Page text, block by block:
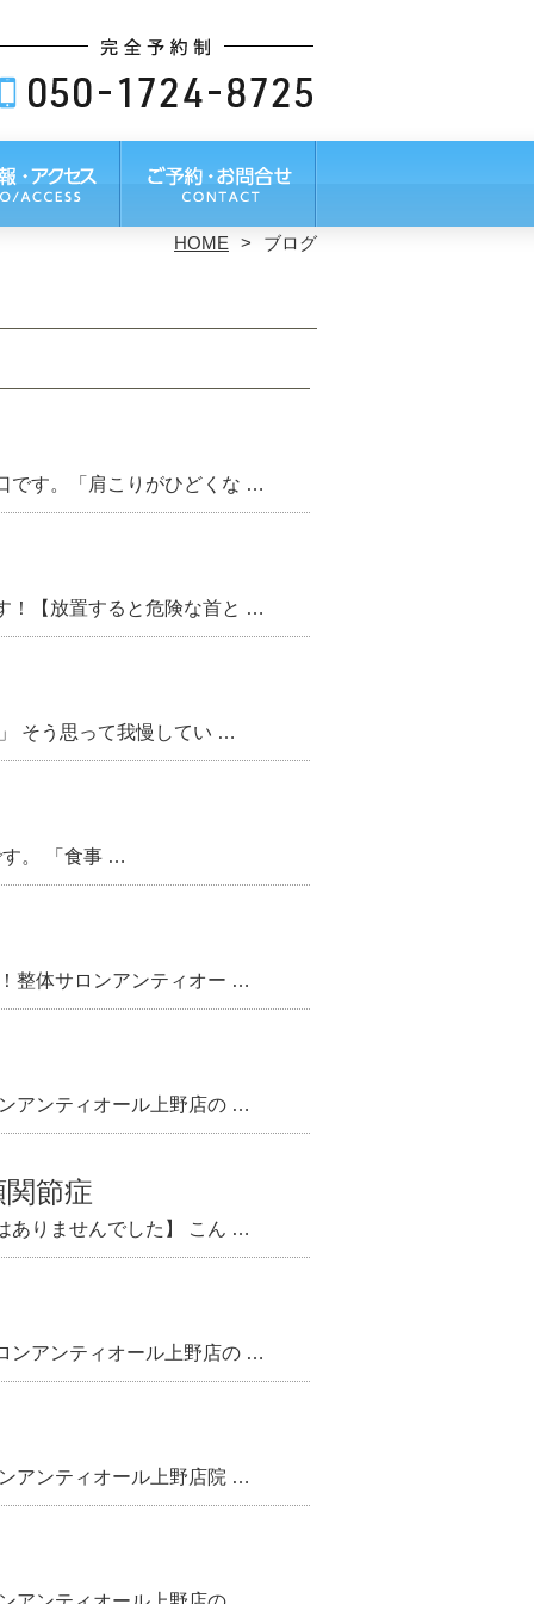
HOME ブログ
です。「肩こりがひどくな …
！【放置すると危険な首と …
そう思って我慢してい …
す。 「食事 …
整体サロンアンティオー …
アンティオール上野店の …
節症
ありませんでした】 こん …
ンアンティオール上野店の …
アンティオール上野店院 …